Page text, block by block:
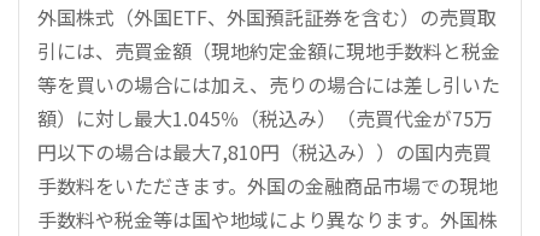
外国株式（外国ETF、外国預託証券を含む）の売買取
引には、売買金額（現地約定金額に現地手数料と税金
等を買いの場合には加え、売りの場合には差し引いた
額）に対し最大1.045％（税込み）（売買代金が75万
円以下の場合は最大7,810円（税込み））の国内売買
手数料をいただきます。外国の金融商品市場での現地
手数料や税金等は国や地域により異なります。外国株